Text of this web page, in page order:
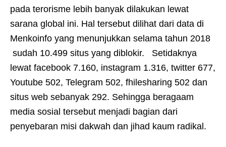
pada terorisme lebih banyak dilakukan lewat
sarana global ini. Hal tersebut dilihat dari data di
Menkoinfo yang menunjukkan selama tahun 2018
sudah 10.499 situs yang diblokir. Setidaknya
lewat facebook 7.160, instagram 1.316, twitter 677,
Youtube 502, Telegram 502, fhilesharing 502 dan
situs web sebanyak 292. Sehingga beragaam
media sosial tersebut menjadi bagian dari
penyebaran misi dakwah dan jihad kaum radikal.